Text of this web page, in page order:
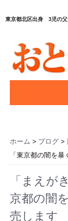
東京都北区出身 3児の父
ホーム > ブログ >
「東京都の闇を
「まえが
京都の闇
売します